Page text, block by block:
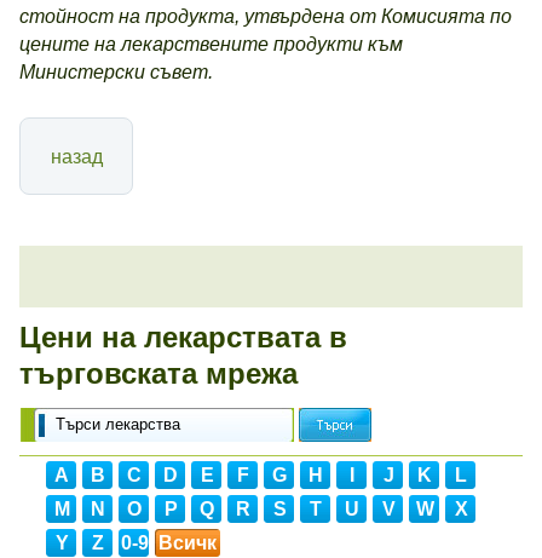
стойност на продукта, утвърдена от Комисията по
цените на лекарствените продукти към
Министерски съвет.
назад
Цени на лекарствата в
търговската мрежа
A B C D E F G H J K
L
M
N O P Q R S T U V W
X
Y
Z 0-9 Всичк